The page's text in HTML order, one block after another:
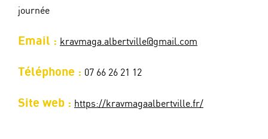
journée
Email : kravmaga.albertville@gmail.com
Téléphone : 07 66 26 21 12
Site web : https://kravmagaalbertville.fr/